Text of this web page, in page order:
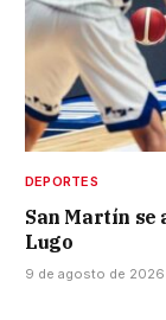
DEPORTES
San Martín se
Lugo
9 de agosto de 2026